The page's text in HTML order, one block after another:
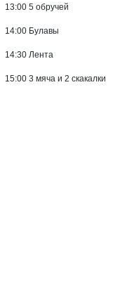
13:00 5 обручей
14:00 Булавы
14:30 Лента
15:00 3 мяча и 2 скакалки